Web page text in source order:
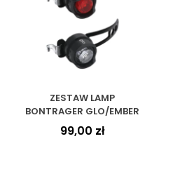
ZESTAW LAMP
BONTRAGER GLO/EMBER
99,00 zł